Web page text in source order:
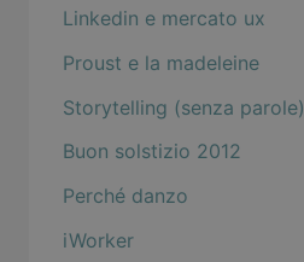
Linkedin e mercato ux
Proust e la madeleine
Storytelling (senza parole)
Buon solstizio 2012
Perché danzo
iWorker